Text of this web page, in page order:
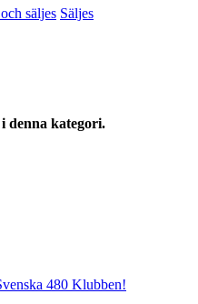
säljes Säljes
denna kategori.
480 Klubben!